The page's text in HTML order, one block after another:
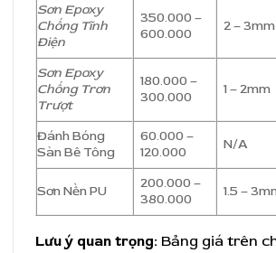
Sơn Epoxy
Chống Tĩnh
Điện
350.000 –
600.000
2 – 3mm
Sơn Epoxy
Chống Trơn
Trượt
180.000 –
300.000
1 – 2mm
Đánh Bóng
Sàn Bê Tông
60.000 –
120.000
N/A
Sơn Nền PU
200.000 –
380.000
1.5 –
Lưu ý quan trọng: Bảng giá trên